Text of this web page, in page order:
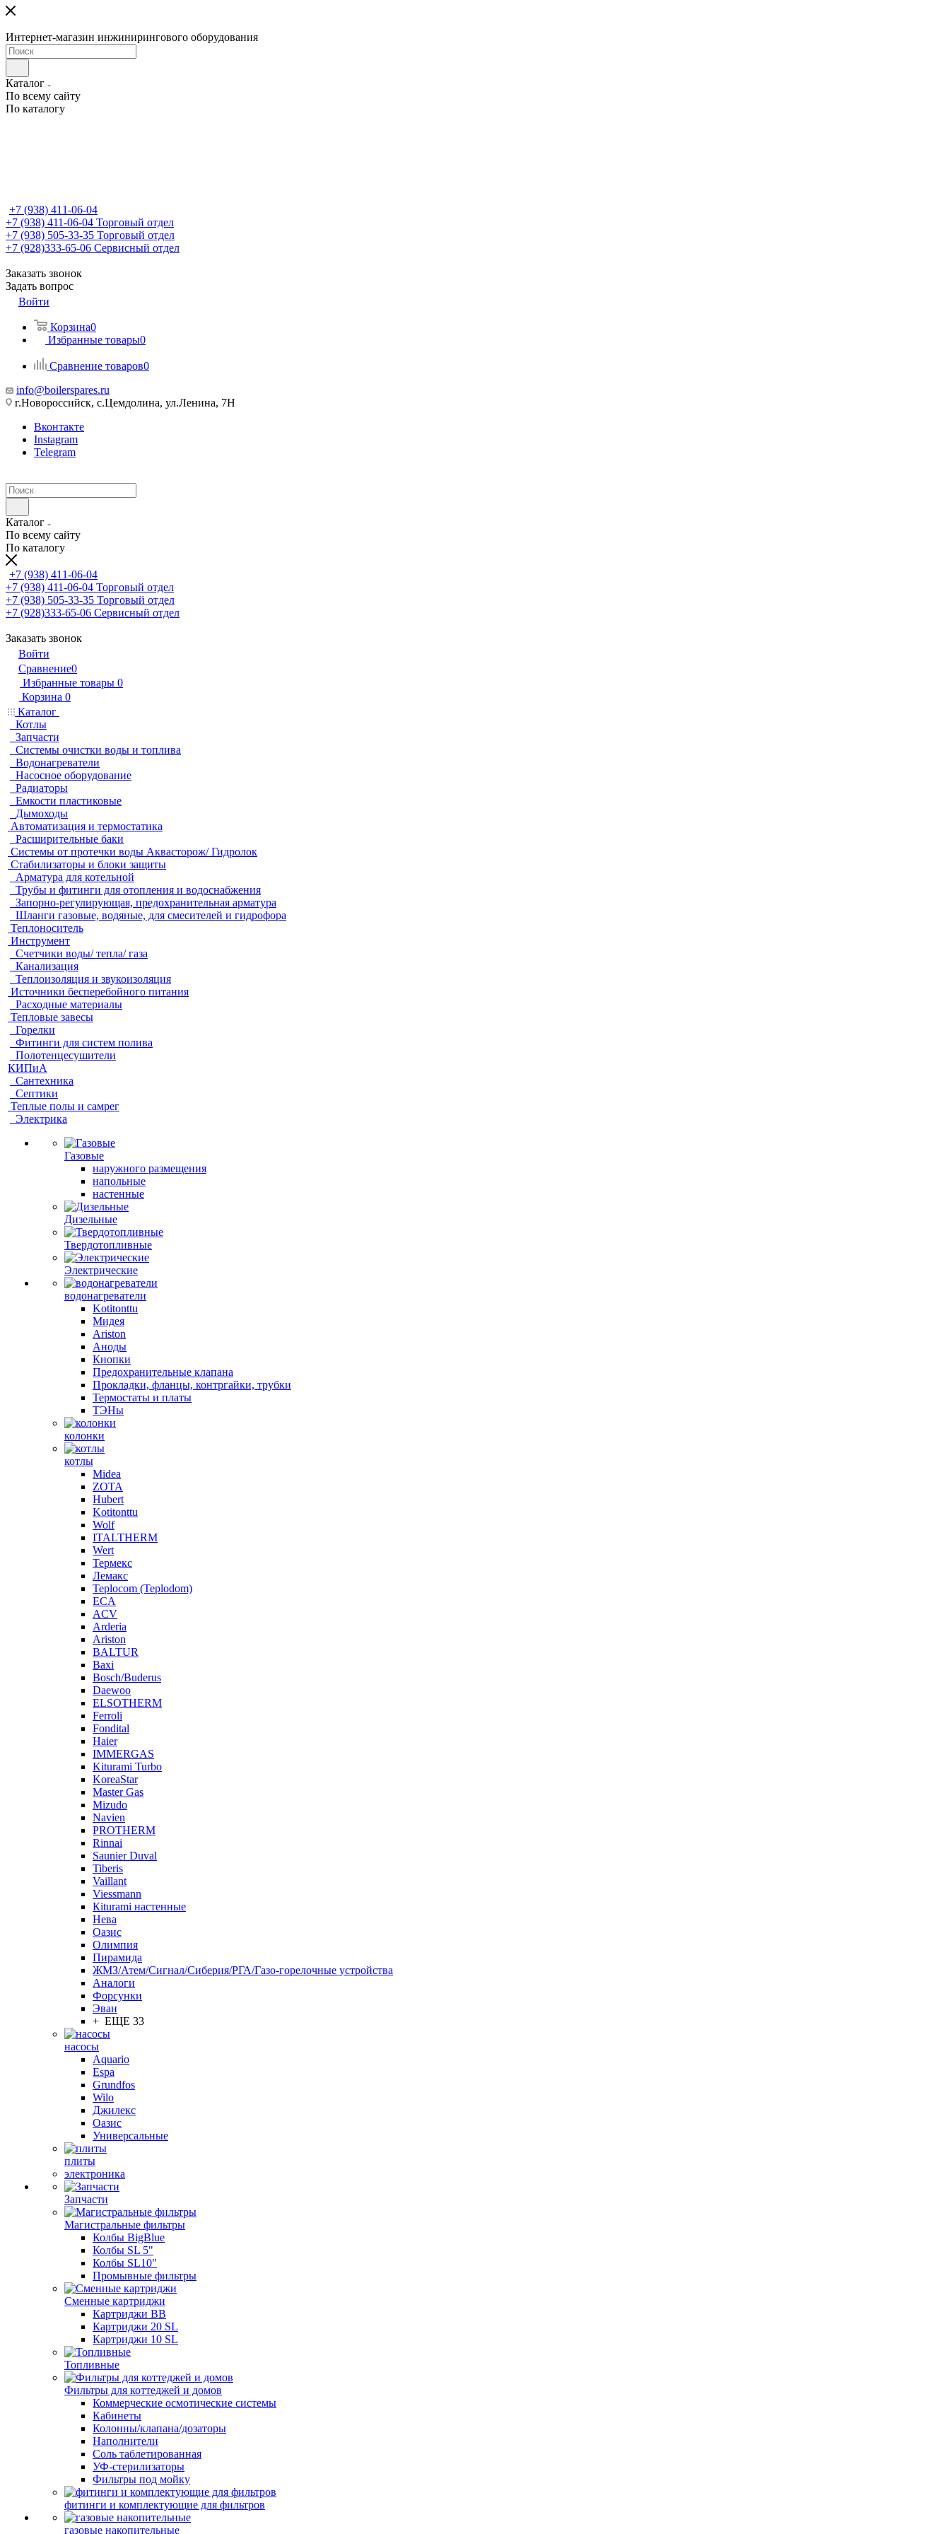
Интернет-магазин инжинирингового оборудования
Каталог
По всему сайту
По каталогу
+7 (938) 411-06-04
+7 (938) 411-06-04 Торговый отдел
+7 (938) 505-33-35 Торговый отдел
+7 (928)333-65-06 Сервисный отдел
Заказать звонок
Задать вопрос
Войти
Корзина0
Избранные товары0
Сравнение товаров0
info@boilerspares.ru
г.Новороссийск, с.Цемдолина, ул.Ленина, 7Н
Вконтакте
Instagram
Telegram
Каталог
По всему сайту
По каталогу
+7 (938) 411-06-04
+7 (938) 411-06-04 Торговый отдел
+7 (938) 505-33-35 Торговый отдел
+7 (928)333-65-06 Сервисный отдел
Заказать звонок
Войти
Сравнение0
Избранные товары 0
Корзина 0
Каталог
Котлы
Запчасти
Системы очистки воды и топлива
Водонагреватели
Насосное оборудование
Радиаторы
Емкости пластиковые
Дымоходы
Автоматизация и термостатика
Расширительные баки
Системы от протечки воды Аквасторож/ Гидролок
Стабилизаторы и блоки защиты
Арматура для котельной
Трубы и фитинги для отопления и водоснабжения
Запорно-регулирующая, предохранительная арматура
Шланги газовые, водяные, для смесителей и гидрофора
Теплоноситель
Инструмент
Счетчики воды/ тепла/ газа
Канализация
Теплоизоляция и звукоизоляция
Источники бесперебойного питания
Расходные материалы
Тепловые завесы
Горелки
Фитинги для систем полива
Полотенцесушители
КИПиА
Сантехника
Септики
Теплые полы и самрег
Электрика
Газовые
наружного размещения
напольные
настенные
Дизельные
Твердотопливные
Электрические
водонагреватели
Kotitonttu
Мидея
Ariston
Аноды
Кнопки
Предохранительные клапана
Прокладки, фланцы, контргайки, трубки
Термостаты и платы
ТЭНы
колонки
котлы
Midea
ZOTA
Hubert
Kotitonttu
Wolf
ITALTHERM
Wert
Термекс
Лемакс
Teplocom (Teplodom)
ECA
ACV
Arderia
Ariston
BALTUR
Baxi
Bosch/Buderus
Daewoo
ELSOTHERM
Ferroli
Fondital
Haier
IMMERGAS
Kiturami Turbo
KoreaStar
Master Gas
Mizudo
Navien
PROTHERM
Rinnai
Saunier Duval
Tiberis
Vaillant
Viessmann
Кiturami настенные
Нева
Оазис
Олимпия
Пирамида
ЖМЗ/Атем/Сигнал/Сиберия/РГА/Газо-горелочные устройства
Aналоги
Форсунки
Эван
+ ЕЩЕ 33
насосы
Aquario
Espa
Grundfos
Wilo
Джилекс
Оазис
Универсальные
плиты
электроника
Запчасти
Магистральные фильтры
Колбы BigBlue
Колбы SL 5"
Колбы SL10"
Промывные фильтры
Сменные картриджи
Картриджи BB
Картриджи 20 SL
Картриджи 10 SL
Топливные
Фильтры для коттеджей и домов
Коммерческие осмотические системы
Кабинеты
Колонны/клапана/дозаторы
Наполнители
Соль таблетированная
УФ-стерилизаторы
Фильтры под мойку
фитинги и комплектующие для фильтров
газовые накопительные